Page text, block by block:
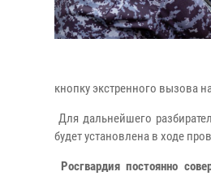
кнопку экстренного вызова
Для дальнейшего
будет установлена в ходе
Росгвардия постоянно